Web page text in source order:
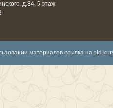
д.84, 5 этаж
материалов ссылка на